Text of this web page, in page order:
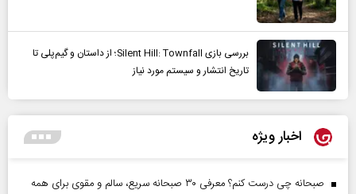
بررسی بازی Silent Hill: Townfall؛ از داستان و گیم‌پلی تا
تاریخ انتشار و سیستم مورد نیاز
اخبار ویژه
صبحانه چی درست کنم؟ معرفی ۳۰ صبحانه سریع، سالم و مقوی برای همه